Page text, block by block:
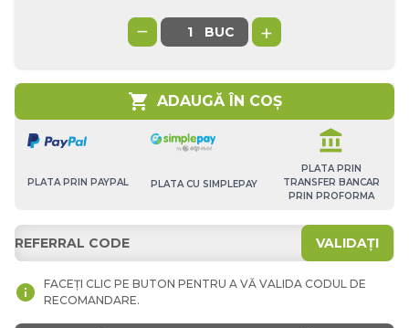
− BUC +
shopping_cart ADAUGĂ ÎN COȘ
PLATA PRIN PAYPAL PLATA CU SIMPLEPAY
account_balance
PLATA PRIN
TRANSFER BANCAR
PRIN PROFORMA
VALIDAȚI
info
FACEȚI CLIC PE BUTON PENTRU A VĂ VALIDA CODUL DE
RECOMANDARE.